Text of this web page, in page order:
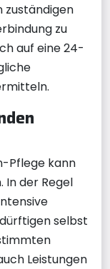
zuständigen
zu
auf eine 24-
Pflege kann
In der Regel
selbst
Leistungen